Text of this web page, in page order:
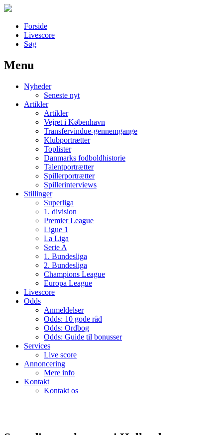
Forside
Livescore
Søg
Наши партнеры
лучшие займы
Menu
Nyheder
Seneste nyt
Artikler
Artikler
Vejret i København
Transfervindue-gennemgange
Klubportrætter
Toplister
Danmarks fodboldhistorie
Talentportrætter
Spillerportrætter
Spillerinterviews
Stillinger
Superliga
1. division
Premier League
Ligue 1
La Liga
Serie A
1. Bundesliga
2. Bundesliga
Champions League
Europa League
Livescore
Odds
Anmeldelser
Odds: 10 gode råd
Odds: Ordbog
Odds: Guide til bonusser
Services
Live score
Annoncering
Mere info
Kontakt
Kontakt os